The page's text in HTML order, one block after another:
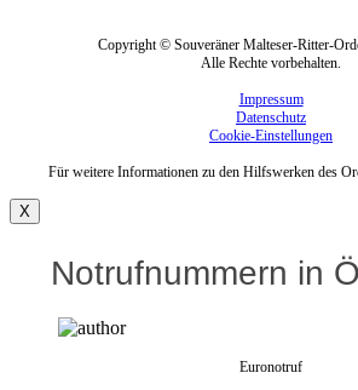
Copyright © Souveräner Malteser-Ritter-
Alle Rechte vorbehalten.
Impressum
Datenschutz
Cookie-Einstellungen
Für weitere Informationen zu den Hilfswerken des
X
Notrufnummern in
Euronotruf